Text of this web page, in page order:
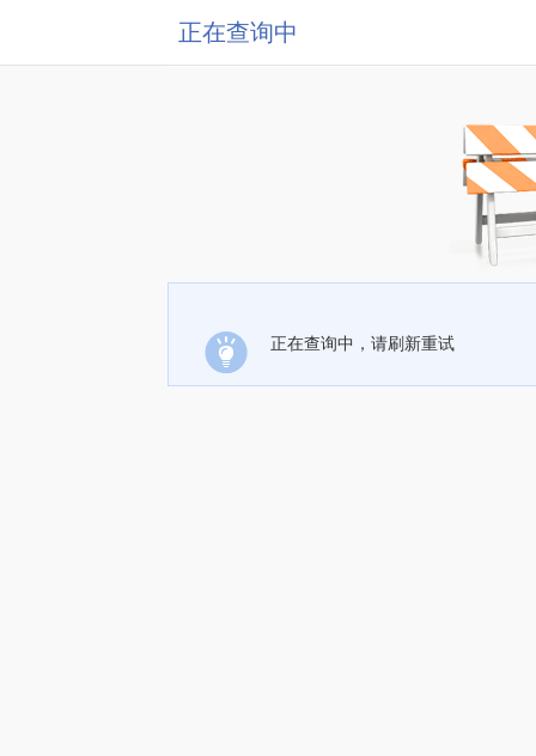
正在查询中
正在查询中，请刷新重试